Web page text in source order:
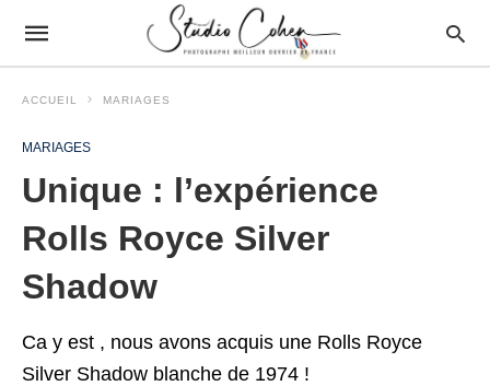
ACCUEIL MARIAGES
MARIAGES
Unique : l’expérience
Rolls Royce Silver
Shadow
Ca y est , nous avons acquis une Rolls Royce
Silver Shadow blanche de 1974 !